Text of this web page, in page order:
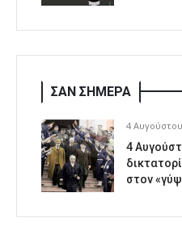
ΣΑΝ ΣΗΜΕΡΑ
4
4
στον